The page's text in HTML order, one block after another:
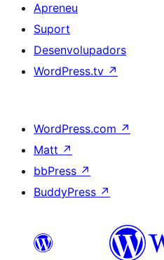
Apreneu
Suport
Desenvolupadors
WordPress.tv ↗
WordPress.com ↗
Matt ↗
bbPress ↗
BuddyPress ↗